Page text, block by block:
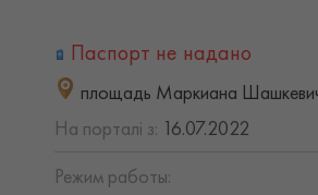
Паспорт не надано
площадь Маркиана
На порталі з: 16.07.2022
Режим работы: